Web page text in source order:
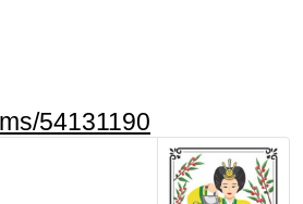
54131190